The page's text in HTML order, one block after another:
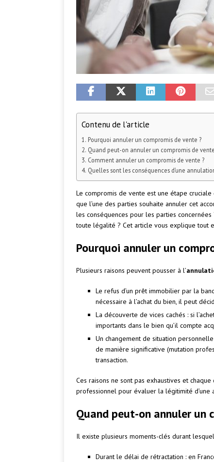
Contenu de l'article
Pourquoi annuler un compromis de vente ?
Quand peut-on annuler un compromis de
Comment annuler un compromis de vente ?
Quelles sont les conséquences d’une
Le compromis de vente est une étape
que l’une des parties souhaite annuler cet
les conséquences pour les parties
toute légalité ? Cet article vous explique tout
Pourquoi annuler un
Plusieurs raisons peuvent pousser à l’
Le refus d’un prêt immobilier par la
nécessaire à l’achat du bien, il peut
La découverte de vices cachés : si
importants dans le bien qu’il compte
Un changement de situation
de manière significative (mutation
transaction.
Ces raisons ne sont pas exhaustives et
professionnel pour évaluer la légitimité d’une
Quand peut-on annuler un
Il existe plusieurs moments-clés durant
Durant le délai de rétractation : en